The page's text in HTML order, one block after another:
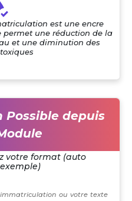
est une encre
permet une réduction de la
et une diminution des
Possible depuis
votre format (auto
exemple)
ou votre texte